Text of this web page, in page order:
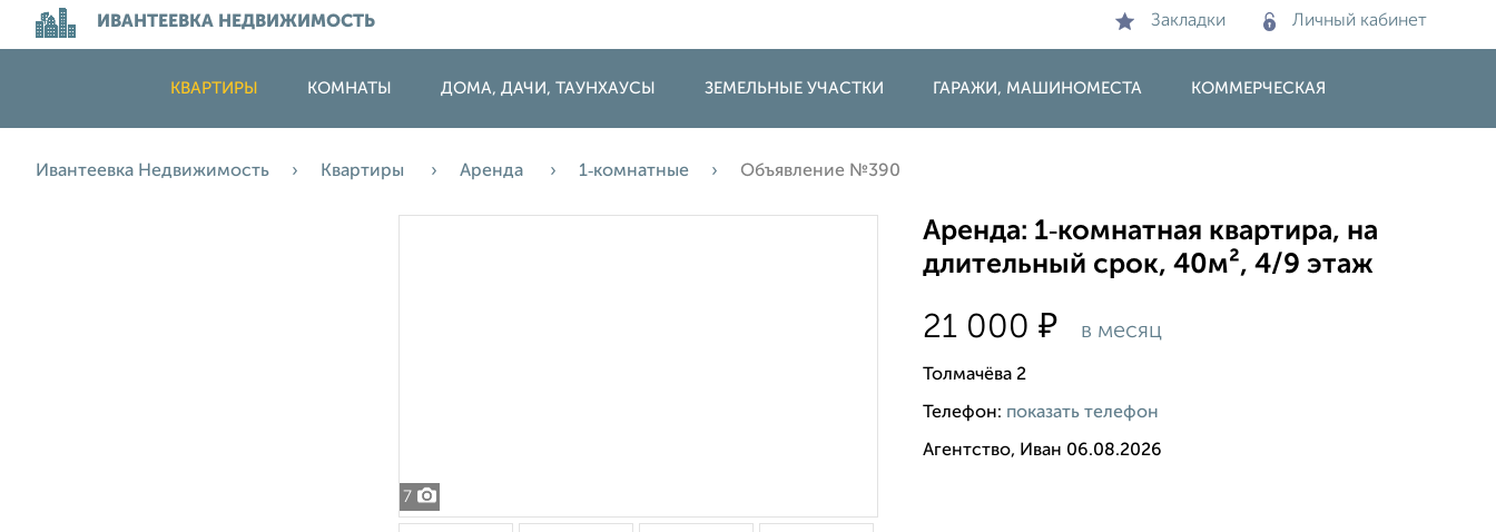
ИВАНТЕЕВКА НЕДВИЖИМОСТЬ Закладки Личный кабинет
КВАРТИРЫ КОМНАТЫ ДОМА, ДАЧИ, ТАУНХАУСЫ ЗЕМЕЛЬНЫЕ УЧАСТКИ ГАРАЖИ, МАШИНОМЕСТА КОММЕРЧЕСКАЯ
Ивантеевка Недвижимость Квартиры Аренда 1‑комнатные Объявление №390
7
Аренда: 1‑комнатная квартира, на
длительный срок, 40м², 4/9 этаж
21 000₽ в месяц
Толмачёва 2
Телефон: показать телефон
Агентство, Иван 06.08.2026